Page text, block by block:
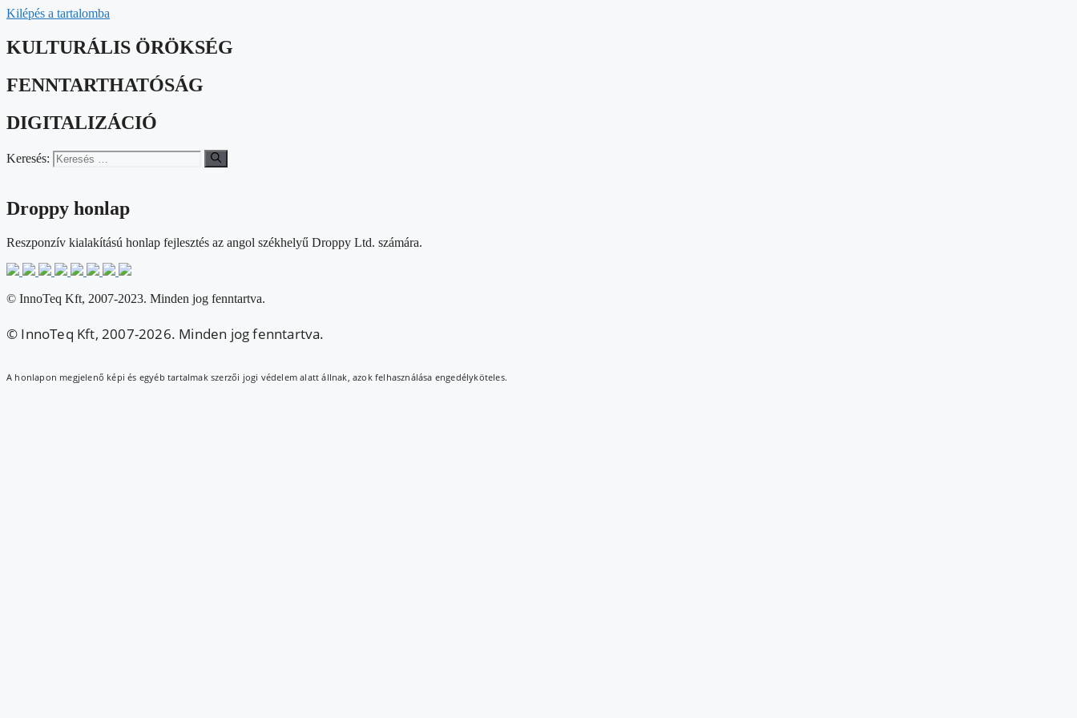
Kilépés a tartalomba
KULTURÁLIS ÖRÖKSÉG
FENNTARTHATÓSÁG
DIGITALIZÁCIÓ
Keresés:
Droppy honlap
Reszponzív kialakítású honlap fejlesztés az angol székhelyű Droppy Ltd. számára.
© InnoTeq Kft, 2007-2023. Minden jog fenntartva.
© InnoTeq Kft, 2007-2026. Minden jog fenntartva.
A honlapon megjelenő képi és egyéb tartalmak szerzői jogi védelem alatt állnak, azok felhasználása engedélyköteles.